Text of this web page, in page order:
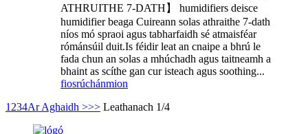
ATHRUITHE 7-DATH】 humidifiers deisce
humidifier beaga Cuireann solas athraithe 7-dath
níos mó spraoi agus tabharfaidh sé atmaisféar
rómánsúil duit.Is féidir leat an cnaipe a bhrú le
fada chun an solas a mhúchadh agus taitneamh a
bhaint as scíthe gan cur isteach agus soothing...
fiosrúchánmion
1 234Ar Aghaidh >>> Leathanach 1/4